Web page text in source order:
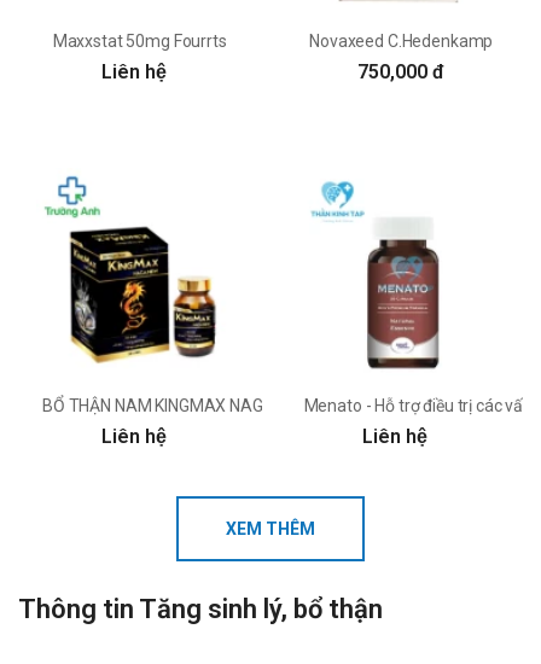
Maxxstat 50mg Fourrts
Liên hệ
Novaxeed C.Hedenkamp
750,000 đ
BỔ THẬN NAM KINGMAX NAGA NEW dược Vesta
Liên hệ
Menato - Hỗ trợ điều trị các vấn
Liên hệ
XEM THÊM
Thông tin Tăng sinh lý, bổ thận